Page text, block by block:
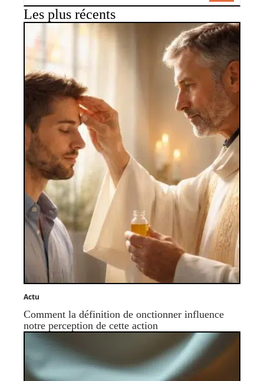
Les plus récents
Actu
Comment la définition de onctionner influence
notre perception de cette action